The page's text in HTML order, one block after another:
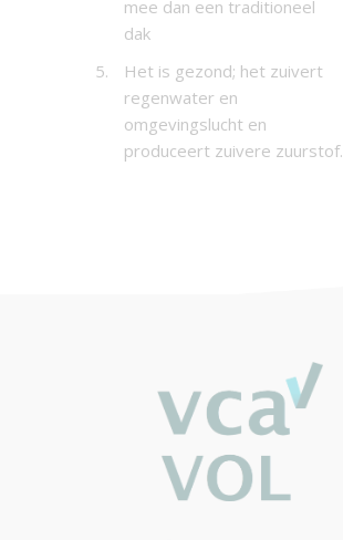
mee dan een traditioneel
dak
Het is gezond; het zuivert
regenwater en
omgevingslucht en
produceert zuivere zuurstof.